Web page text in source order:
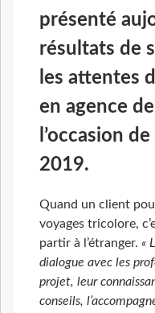
présenté
résultats de
les attentes
en agence
l’occasion
2019.
Quand un client
voyages tricolore,
partir à l’étranger. «
dialogue avec les
projet, leur
conseils,